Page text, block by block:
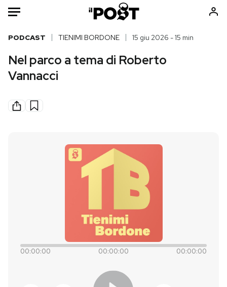
Auto
HOME
Mondo
Politica
Ok Boomer!
Media
Europa
Altrecose
Mondiali calcio 2026
PODCAST
PODCAST TIENIMI BORDONE 15 giu 2026 - 15 min
Nel parco a tema di Roberto
Vannacci
00:00:00 00:00:00 00:00:00